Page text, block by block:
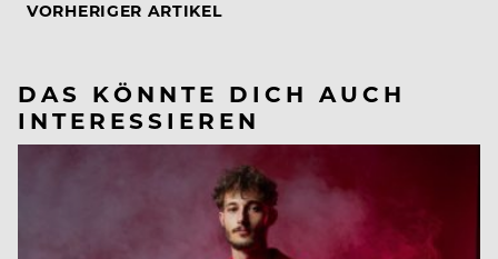
VORHERIGER ARTIKEL
DAS KÖNNTE DICH AUCH
INTERESSIEREN